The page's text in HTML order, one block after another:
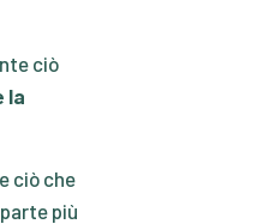
ciò
la
ciò che
più